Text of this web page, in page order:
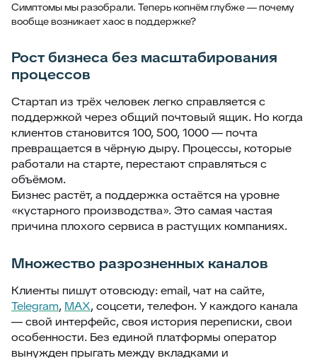
Симптомы мы разобрали. Теперь копнём глубже — почему
вообще возникает хаос в поддержке?
Рост бизнеса без масштабирования
процессов
Стартап из трёх человек легко справляется с
поддержкой через общий почтовый ящик. Но когда
клиентов становится 100, 500, 1000 — почта
превращается в чёрную дыру. Процессы, которые
работали на старте, перестают справляться с
объёмом.
Бизнес растёт, а поддержка остаётся на уровне
«кустарного производства». Это самая частая
причина плохого сервиса в растущих компаниях.
Множество разрозненных каналов
Клиенты пишут отовсюду: email, чат на сайте,
Telegram, MAX, соцсети, телефон. У каждого канала
— свой интерфейс, своя история переписки, свои
особенности. Без единой платформы оператор
вынужден прыгать между вкладками и